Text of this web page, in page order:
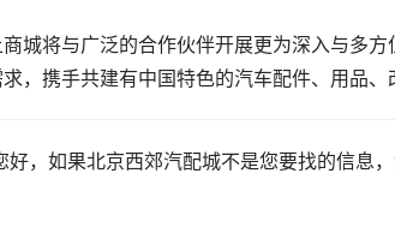
城将与广泛的合作伙伴开展更为深入与多
，携手共建有中国特色的汽车配件、用品